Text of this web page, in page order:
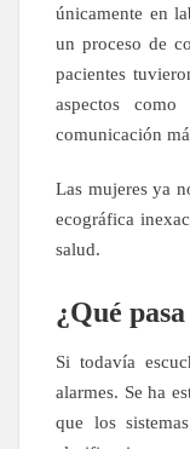
únicamente en
un proceso de
pacientes
aspectos
comunicación
Las mujeres ya
ecográfica
salud.
¿Qué
Si todavía
alarmes. Se ha
que los